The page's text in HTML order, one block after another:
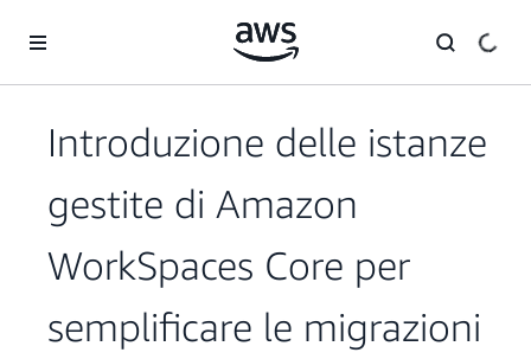
Introduzione delle istanze
gestite di Amazon
WorkSpaces Core per
semplificare le migrazioni